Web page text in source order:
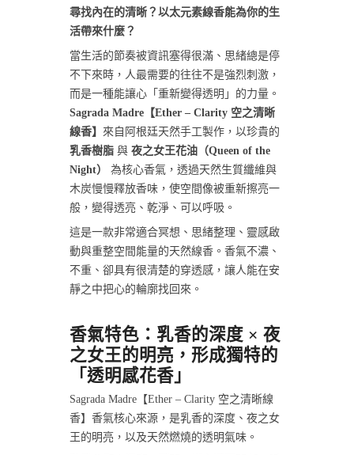
尋找內在的清晰？以太元素線香能為你的生
活帶來什麼？
當生活的節奏被資訊塞得很滿、思緒總是停
不下來時，人最需要的往往不是強烈刺激，
而是一種能讓心「重新變得透明」的力量。
Sagrada Madre【Ether – Clarity 空之清晰
線香】 來自阿根廷天然手工製作，以珍貴的
乳香樹脂 與 夜之女王花油（Queen of the
Night）
為核心香氣，透過天然生質纖維與
木炭慢慢釋放香味，使空間像被重新擦亮一
般，變得透亮、乾淨、可以呼吸。
這是一款非常適合冥想、思緒整理、靈感啟
動與重整空間能量的天然線香。香氣不濃、
不重、卻具有很清楚的穿透感，讓人能在安
靜之中把心的輪廓找回來。
香氣特色：乳香的深度 × 夜
之女王的明亮，形成獨特的
「透明感花香」
Sagrada Madre【Ether – Clarity 空之清晰線
香】香氣核心來源，是乳香的深度、夜之女
王的明亮，以及天然燃燒的透明氣味。